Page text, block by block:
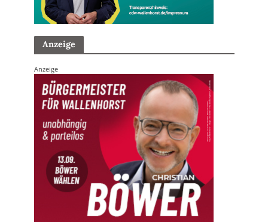
Anzeige
Anzeige